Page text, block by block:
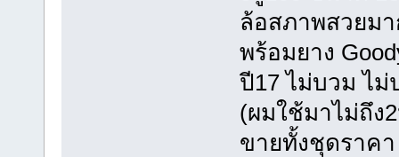
ล้อสภาพสวยม
พร้อมยาง
ปี17 ไม่บวม ไม่
(ผมใช้มาไม่ถึง
ขายทั้งชุดราค